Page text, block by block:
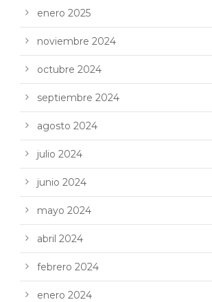
enero 2025
noviembre 2024
octubre 2024
septiembre 2024
agosto 2024
julio 2024
junio 2024
mayo 2024
abril 2024
febrero 2024
enero 2024